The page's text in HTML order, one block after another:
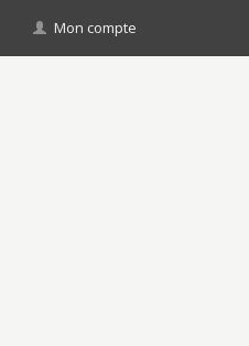
Mon compte